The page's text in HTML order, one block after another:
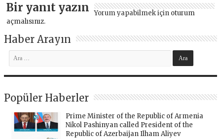
Bir yanıt yazın Yorum yapabilmek için oturum
açmalısınız.
Haber Arayın
Popüler Haberler
Prime Minister of the Republic of Armenia
Nikol Pashinyan called President of the
Republic of Azerbaijan Ilham Aliyev